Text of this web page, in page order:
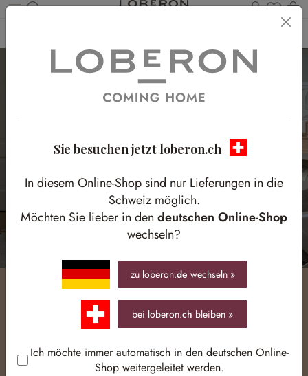
Du
Sie besuchen jetzt loberon.ch
In diesem Online-Shop sind nur Lieferungen in die
Schweiz möglich.
Möchten Sie lieber in den deutschen Online-Shop
wechseln?
zu loberon.de wechseln »
bei loberon.ch bleiben »
Ich möchte immer automatisch in den deutschen Online-
Shop weitergeleitet werden.